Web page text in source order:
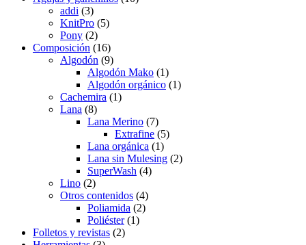
pueden
elegir
la
página
addi (3)
KnitPro (5)
Pony (2)
Composición (16)
Algodón (9)
Algodón Mako (1)
Algodón orgánico (1)
Cachemira (1)
Lana (8)
Lana Merino (7)
Extrafine (5)
Lana orgánica (1)
Lana sin Mulesing (2)
SuperWash (4)
Lino (2)
Otros contenidos (4)
Poliamida (2)
Poliéster (1)
Folletos y revistas (2)